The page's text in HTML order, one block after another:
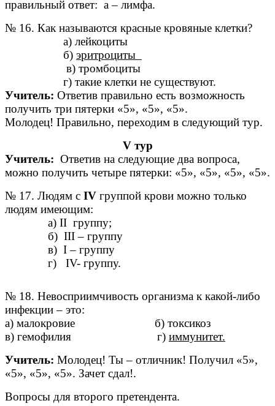
правильный ответ: а – лимфа.
№ 16. Как называются красные кровяные клетки?
а) лейкоциты
б) эритроциты
в) тромбоциты
г) такие клетки не существуют.
Учитель: Ответив правильно есть возможность
получить три пятерки «5», «5», «5».
Молодец! Правильно, переходим в следующий тур.
V тур
Учитель: Ответив на следующие два вопроса,
можно получить четыре пятерки: «5», «5», «5», «5».
№ 17. Людям с IV группой крови можно только
людям имеющим:
а) II группу;
б) III – группу
в) I – группу
г) IV- группу.
№ 18. Невосприимчивость организма к какой-либо
инфекции – это:
а) малокровие б) токсикоз
в) гемофилия г) иммунитет.
Учитель: Молодец! Ты – отличник! Получил «5»,
«5», «5», «5». Зачет сдал!.
Вопросы для второго претендента.